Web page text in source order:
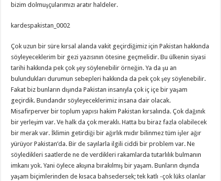
bizim dolmuşçularımızı aratır haldeler.
kardespakistan_0002
Çok uzun bir süre kırsal alanda vakit geçirdiğimiz için Pakistan hakkında
söyleyeceklerim bir gezi yazısının ötesine geçmelidir. Bu ülkenin siyasi
tarihi hakkında pek çok şey söylenebilir örneğin. Ya da şu an
bulundukları durumun sebepleri hakkında da pek çok şey söylenebilir.
Fakat biz bunların dışında Pakistan insanıyla çok iç içe bir yaşam
geçirdik. Bundandır söyleyeceklerimiz insana dair olacak.
Misafirperver bir toplum yapısı hakim Pakistan kırsalında. Çok dağınık
bir yerleşim var. Ve halk da çok meraklı. Hatta bu biraz fazla olabilecek
bir merak var. İklimin getirdiği bir ağırlık mıdır bilinmez tüm işler ağır
yürüyor Pakistan’da. Bir de sayılarla ilgili ciddi bir problem var. Ne
söyledikleri saatlerde ne de verdikleri rakamlarda tutarlılık bulmanın
imkanı yok. Yani öylece akışına bırakılmış bir yaşam. Bunların dışında
yaşam biçimlerinden de kısaca bahsedersek; tek katlı -çok lüks olanlar